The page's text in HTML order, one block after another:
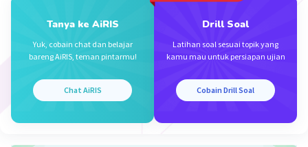
Tanya ke AiRIS
Yuk, cobain chat dan belajar
bareng AiRIS, teman pintarmu!
Chat AiRIS
Drill Soal
Latihan soal sesuai topik yang
kamu mau untuk persiapan ujian
Cobain Drill Soal